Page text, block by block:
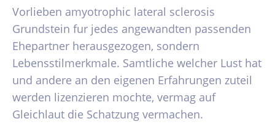
Vorlieben amyotrophic lateral sclerosis
Grundstein fur jedes angewandten passenden
Ehepartner herausgezogen, sondern
Lebensstilmerkmale. Samtliche welcher Lust hat
und andere an den eigenen Erfahrungen zuteil
werden lizenzieren mochte, vermag auf
Gleichlaut die Schatzung vermachen.